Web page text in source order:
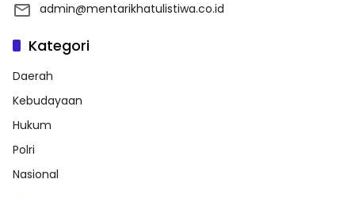
admin@mentarikhatulistiwa.co.id
Kategori
Daerah
Kebudayaan
Hukum
Polri
Nasional